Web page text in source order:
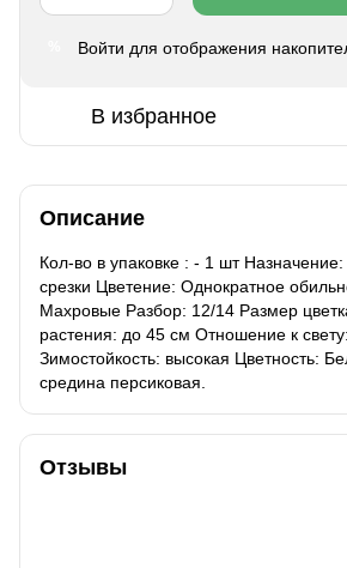
Войти для отображения
В избранное
Описание
Кол-во в упаковке : - 1 шт
срезки Цветение: Однократное
Махровые Разбор: 12/14 Размер
растения: до 45 см Отношение к
Зимостойкость: высокая Цветность:
средина персиковая.
Отзывы